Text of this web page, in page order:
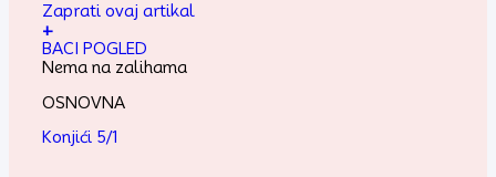
Zaprati ovaj artikal
+
BACI POGLED
Nema na zalihama
OSNOVNA
Konjići 5/1